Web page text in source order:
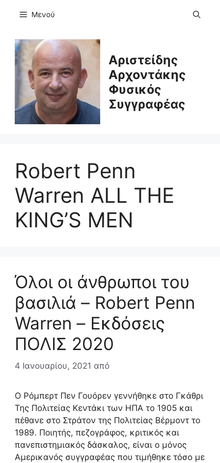
Μενού
Αριστείδης
Αρχοντάκης
Φυσικός
Συγγραφέας
Robert Penn
Warren ALL THE
KING’S MEN
Όλοι οι άνθρωποι του
βασιλιά – Robert Penn
Warren – Εκδόσεις
ΠΟΛΙΣ 2020
4 Ιανουαρίου, 2021 από
Ο Ρόμπερτ Πεν Γουόρεν γεννήθηκε στο Γκάθρι
Της Πολιτείας Κεντάκι των ΗΠΑ το 1905 και
πέθανε στο Στράτον της Πολιτείας Βέρμοντ το
1989. Ποιητής, πεζογράφος, κριτικός και
πανεπιστημιακός δάσκαλος, είναι ο μόνος
Αμερικανός συγγραφέας που τιμήθηκε τόσο με